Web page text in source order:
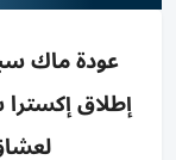
عودة ماك
إطلاق